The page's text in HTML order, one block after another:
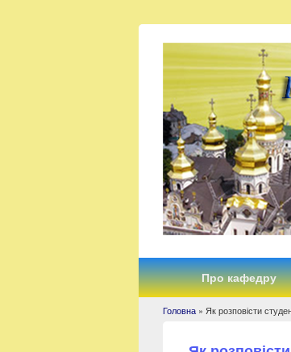
Про кафедру
Ви є тут
Головна » Як розповісти